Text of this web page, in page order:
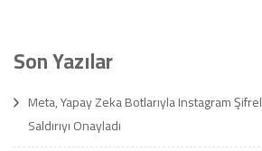
Son Yazılar
Meta, Yapay Zeka Botlarıyla Instagram
Saldırıyı Onayladı